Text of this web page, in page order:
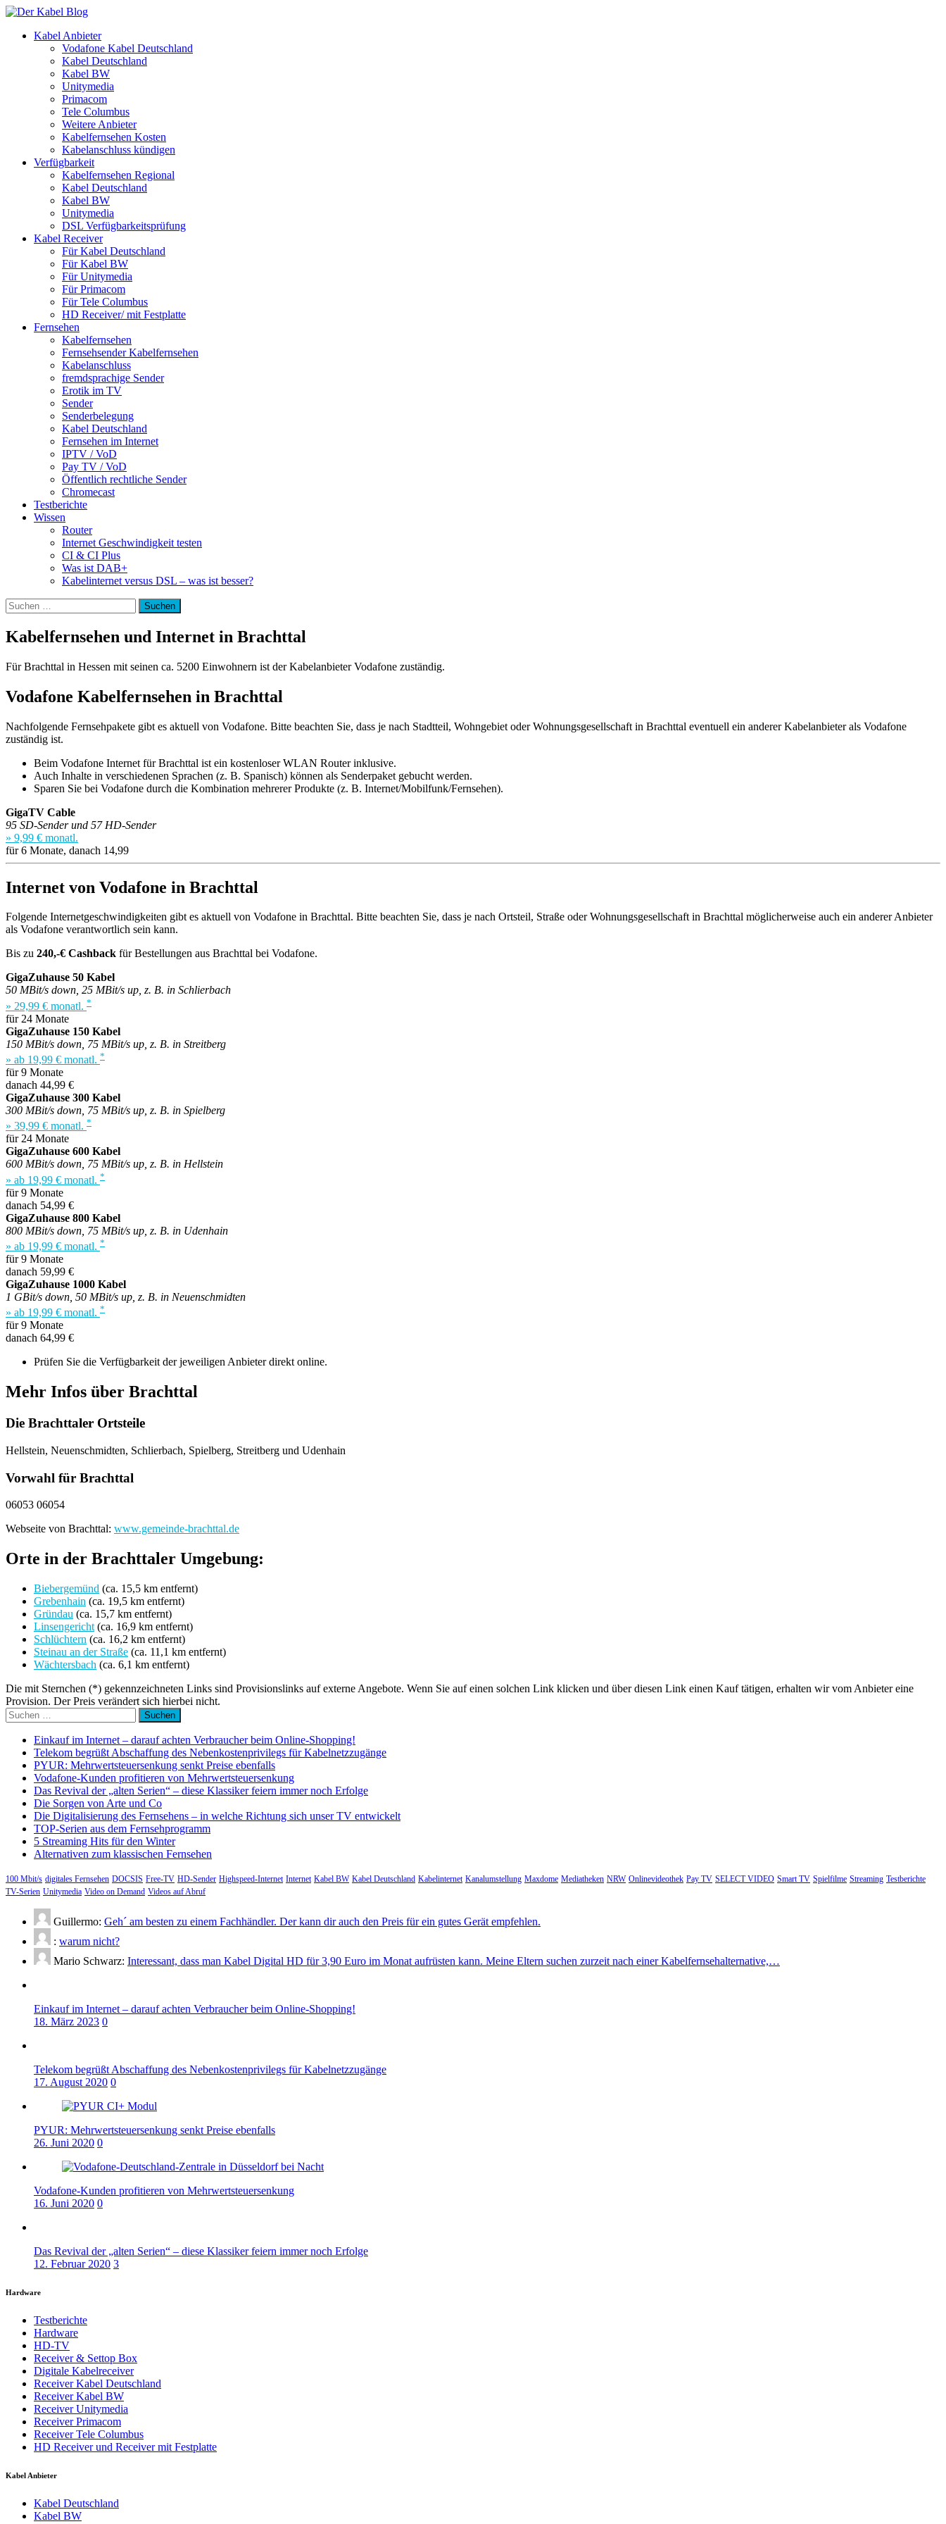
Kabel Anbieter
Vodafone Kabel Deutschland
Kabel Deutschland
Kabel BW
Unitymedia
Primacom
Tele Columbus
Weitere Anbieter
Kabelfernsehen Kosten
Kabelanschluss kündigen
Verfügbarkeit
Kabelfernsehen Regional
Kabel Deutschland
Kabel BW
Unitymedia
DSL Verfügbarkeitsprüfung
Kabel Receiver
Für Kabel Deutschland
Für Kabel BW
Für Unitymedia
Für Primacom
Für Tele Columbus
HD Receiver/ mit Festplatte
Fernsehen
Kabelfernsehen
Fernsehsender Kabelfernsehen
Kabelanschluss
fremdsprachige Sender
Erotik im TV
Sender
Senderbelegung
Kabel Deutschland
Fernsehen im Internet
IPTV / VoD
Pay TV / VoD
Öffentlich rechtliche Sender
Chromecast
Testberichte
Wissen
Router
Internet Geschwindigkeit testen
CI & CI Plus
Was ist DAB+
Kabelinternet versus DSL – was ist besser?
Suchen
nach:
Kabelfernsehen und Internet in Brachttal
Für Brachttal in Hessen mit seinen ca. 5200 Einwohnern ist der Kabelanbieter Vodafone zuständig.
Vodafone Kabelfernsehen in Brachttal
Nachfolgende Fernsehpakete gibt es aktuell von Vodafone. Bitte beachten Sie, dass je nach Stadtteil, Wohngebiet oder Wohnungsgesellschaft in Brachttal eventuell ein anderer Kabelanbieter als Vodafone
zuständig ist.
Beim Vodafone Internet für Brachttal ist ein kostenloser WLAN Router inklusive.
Auch Inhalte in verschiedenen Sprachen (z. B. Spanisch) können als Senderpaket gebucht werden.
Sparen Sie bei Vodafone durch die Kombination mehrerer Produkte (z. B. Internet/Mobilfunk/Fernsehen).
GigaTV Cable
95 SD-Sender und 57 HD-Sender
» 9,99 € monatl.
für 6 Monate, danach 14,99
Internet von Vodafone in Brachttal
Folgende Internetgeschwindigkeiten gibt es aktuell von Vodafone in Brachttal. Bitte beachten Sie, dass je nach Ortsteil, Straße oder Wohnungsgesellschaft in Brachttal möglicherweise auch ein anderer Anbieter
als Vodafone verantwortlich sein kann.
Bis zu 240,-€ Cashback für Bestellungen aus Brachttal bei Vodafone.
GigaZuhause 50 Kabel
50 MBit/s down, 25 MBit/s up, z. B. in Schlierbach
» 29,99 € monatl. *
für 24 Monate
GigaZuhause 150 Kabel
150 MBit/s down, 75 MBit/s up, z. B. in Streitberg
» ab 19,99 € monatl. *
für 9 Monate
danach 44,99 €
GigaZuhause 300 Kabel
300 MBit/s down, 75 MBit/s up, z. B. in Spielberg
» 39,99 € monatl. *
für 24 Monate
GigaZuhause 600 Kabel
600 MBit/s down, 75 MBit/s up, z. B. in Hellstein
» ab 19,99 € monatl. *
für 9 Monate
danach 54,99 €
GigaZuhause 800 Kabel
800 MBit/s down, 75 MBit/s up, z. B. in Udenhain
» ab 19,99 € monatl. *
für 9 Monate
danach 59,99 €
GigaZuhause 1000 Kabel
1 GBit/s down, 50 MBit/s up, z. B. in Neuenschmidten
» ab 19,99 € monatl. *
für 9 Monate
danach 64,99 €
Prüfen Sie die Verfügbarkeit der jeweiligen Anbieter direkt online.
Mehr Infos über Brachttal
Die Brachttaler Ortsteile
Hellstein, Neuenschmidten, Schlierbach, Spielberg, Streitberg und Udenhain
Vorwahl für Brachttal
06053 06054
Webseite von Brachttal: www.gemeinde-brachttal.de
Orte in der Brachttaler Umgebung:
Biebergemünd (ca. 15,5 km entfernt)
Grebenhain (ca. 19,5 km entfernt)
Gründau (ca. 15,7 km entfernt)
Linsengericht (ca. 16,9 km entfernt)
Schlüchtern (ca. 16,2 km entfernt)
Steinau an der Straße (ca. 11,1 km entfernt)
Wächtersbach (ca. 6,1 km entfernt)
Die mit Sternchen (*) gekennzeichneten Links sind Provisionslinks auf externe Angebote. Wenn Sie auf einen solchen Link klicken und über diesen Link einen Kauf tätigen, erhalten wir vom Anbieter eine
Provision. Der Preis verändert sich hierbei nicht.
Suchen
nach:
Einkauf im Internet – darauf achten Verbraucher beim Online-Shopping!
Telekom begrüßt Abschaffung des Nebenkostenprivilegs für Kabelnetzzugänge
PYUR: Mehrwertsteuersenkung senkt Preise ebenfalls
Vodafone-Kunden profitieren von Mehrwertsteuersenkung
Das Revival der „alten Serien“ – diese Klassiker feiern immer noch Erfolge
Die Sorgen von Arte und Co
Die Digitalisierung des Fernsehens – in welche Richtung sich unser TV entwickelt
TOP-Serien aus dem Fernsehprogramm
5 Streaming Hits für den Winter
Alternativen zum klassischen Fernsehen
100 Mbit/s digitales Fernsehen DOCSIS Free-TV HD-Sender Highspeed-Internet Internet Kabel BW Kabel Deutschland Kabelinternet Kanalumstellung Maxdome Mediatheken NRW Onlinevideothek Pay TV SELECT VIDEO Smart TV Spielfilme Streaming Testberichte
TV-Serien Unitymedia Video on Demand Videos auf Abruf
Guillermo: Geh´ am besten zu einem Fachhändler. Der kann dir auch den Preis für ein gutes Gerät empfehlen.
: warum nicht?
Mario Schwarz: Interessant, dass man Kabel Digital HD für 3,90 Euro im Monat aufrüsten kann. Meine Eltern suchen zurzeit nach einer Kabelfernsehalternative,…
Einkauf im Internet – darauf achten Verbraucher beim Online-Shopping!
18. März 2023 0
Telekom begrüßt Abschaffung des Nebenkostenprivilegs für Kabelnetzzugänge
17. August 2020 0
PYUR: Mehrwertsteuersenkung senkt Preise ebenfalls
26. Juni 2020 0
Vodafone-Kunden profitieren von Mehrwertsteuersenkung
16. Juni 2020 0
Das Revival der „alten Serien“ – diese Klassiker feiern immer noch Erfolge
12. Februar 2020 3
Hardware
Testberichte
Hardware
HD-TV
Receiver & Settop Box
Digitale Kabelreceiver
Receiver Kabel Deutschland
Receiver Kabel BW
Receiver Unitymedia
Receiver Primacom
Receiver Tele Columbus
HD Receiver und Receiver mit Festplatte
Kabel Anbieter
Kabel Deutschland
Kabel BW